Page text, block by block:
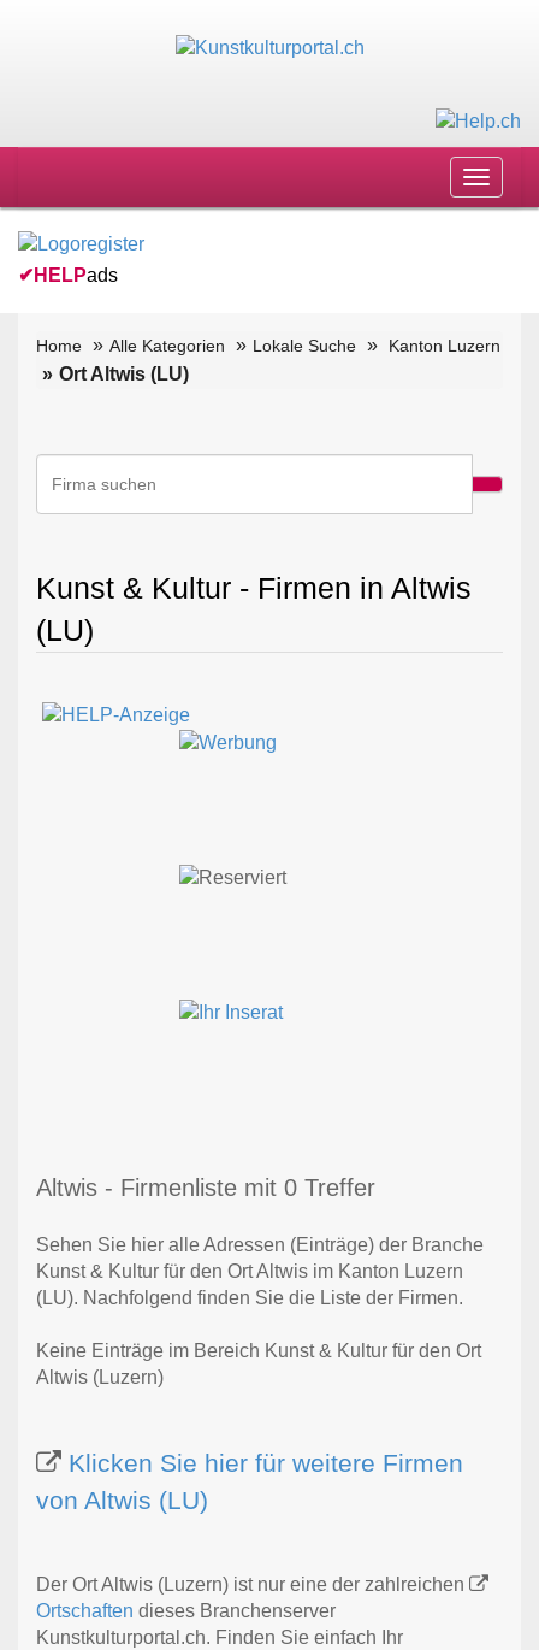
Toggle
✔ HELPads
Home Alle Kategorien Lokale Suche Kanton Luzern
Ort Altwis (LU)
Kunst & Kultur - Firmen in Altwis
(LU)
Altwis - Firmenliste mit 0 Treffer
Sehen Sie hier alle Adressen (Einträge) der Branche
Kunst & Kultur für den Ort Altwis im Kanton Luzern
(LU). Nachfolgend finden Sie die Liste der Firmen.
Keine Einträge im Bereich Kunst & Kultur für den Ort
Altwis (Luzern)
Klicken Sie hier für weitere Firmen
von Altwis (LU)
Der Ort Altwis (Luzern) ist nur eine der zahlreichen
Ortschaften dieses Branchenserver
Kunstkulturportal.ch. Finden Sie einfach Ihr